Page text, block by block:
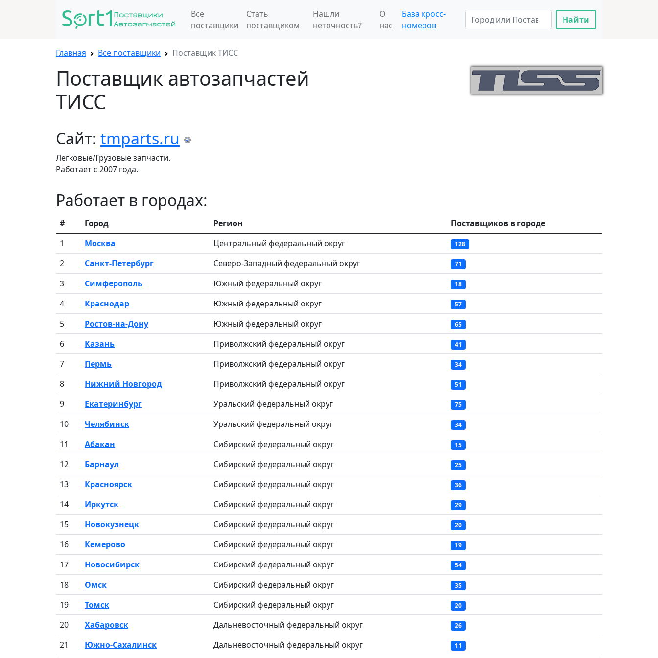
Все
поставщики
Стать
поставщиком
Нашли
неточность?
О
нас
База кросс-
номеров
Найти
Главная Все поставщики Поставщик ТИСС
Поставщик автозапчастей
ТИСС
Сайт: tmparts.ru
Легковые/Грузовые запчасти.
Работает с 2007 года.
Работает в городах:
# Город Регион
Поставщиков в городе
1
Москва Центральный федеральный округ 128
2 Санкт-Петербург Северо-Западный федеральный округ 71
3 Симферополь Южный федеральный округ 18
4 Краснодар Южный федеральный округ 57
5 Ростов-на-Дону Южный федеральный округ 65
6 Казань Приволжский федеральный округ 41
7 Пермь Приволжский федеральный округ 34
8 Нижний Новгород Приволжский федеральный округ 51
9 Екатеринбург Уральский федеральный округ 75
10 Челябинск Уральский федеральный округ 34
11 Абакан Сибирский федеральный округ 15
12 Барнаул Сибирский федеральный округ 25
13 Красноярск Сибирский федеральный округ 36
14 Иркутск Сибирский федеральный округ 29
15 Новокузнецк Сибирский федеральный округ 20
16 Кемерово Сибирский федеральный округ 19
17 Новосибирск Сибирский федеральный округ 54
18 Омск Сибирский федеральный округ 35
19 Томск Сибирский федеральный округ 20
20 Хабаровск Дальневосточный федеральный округ 26
21 Южно-Сахалинск Дальневосточный федеральный округ 11